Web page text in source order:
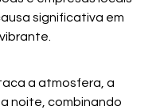
significativa em
a atmosfera, a
noite, combinando